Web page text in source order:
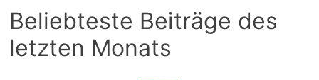
Beliebteste Beiträge des
letzten Monats